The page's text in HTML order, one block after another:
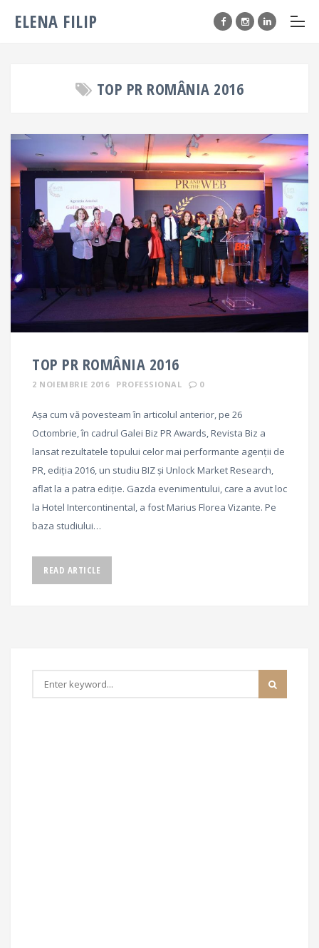
ELENA FILIP
TOP PR ROMÂNIA 2016
TOP PR ROMÂNIA 2016
2 NOIEMBRIE 2016 PROFESSIONAL 0
Așa cum vă povesteam în articolul anterior, pe 26
Octombrie, în cadrul Galei Biz PR Awards, Revista Biz a
lansat rezultatele topului celor mai performante agenţii de
PR, ediţia 2016, un studiu BIZ şi Unlock Market Research,
aflat la a patra ediţie. Gazda evenimentului, care a avut loc
la Hotel Intercontinental, a fost Marius Florea Vizante. Pe
baza studiului…
READ ARTICLE